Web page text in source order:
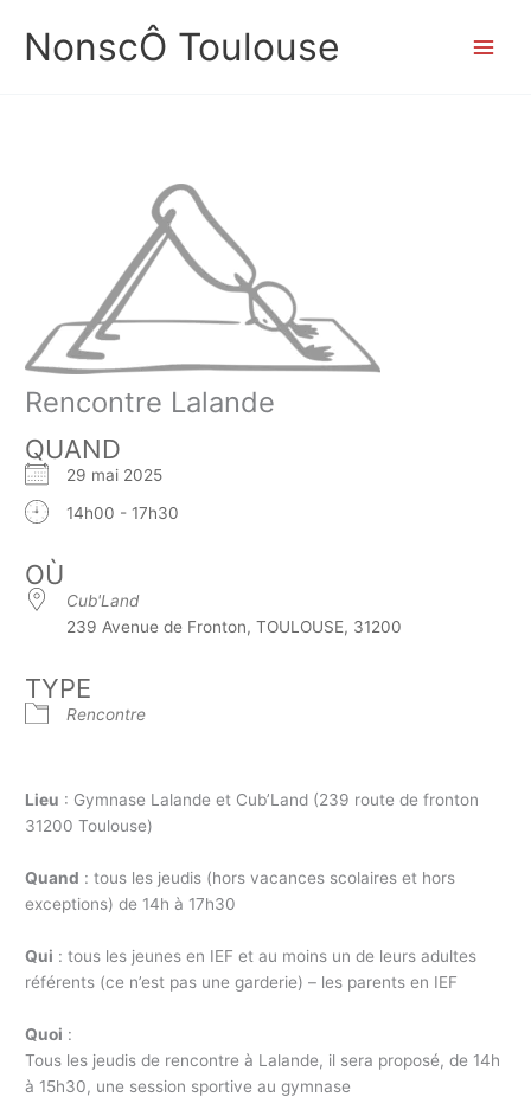
contenu
NonscÔ Toulouse
Rencontre Lalande
QUAND
29 mai 2025
14h00 - 17h30
OÙ
Cub'Land
239 Avenue de Fronton, TOULOUSE, 31200
TYPE
Rencontre
Lieu : Gymnase Lalande et Cub’Land (239 route de fronton
31200 Toulouse)
Quand : tous les jeudis (hors vacances scolaires et hors
exceptions) de 14h à 17h30
Qui : tous les jeunes en IEF et au moins un de leurs adultes
référents (ce n’est pas une garderie) – les parents en IEF
Quoi :
Tous les jeudis de rencontre à Lalande, il sera proposé, de 14h
à 15h30, une session sportive au gymnase